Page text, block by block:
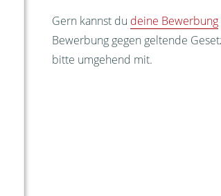
Gern kannst du deine Bewerbung
Bewerbung gegen geltende
bitte umgehend mit.